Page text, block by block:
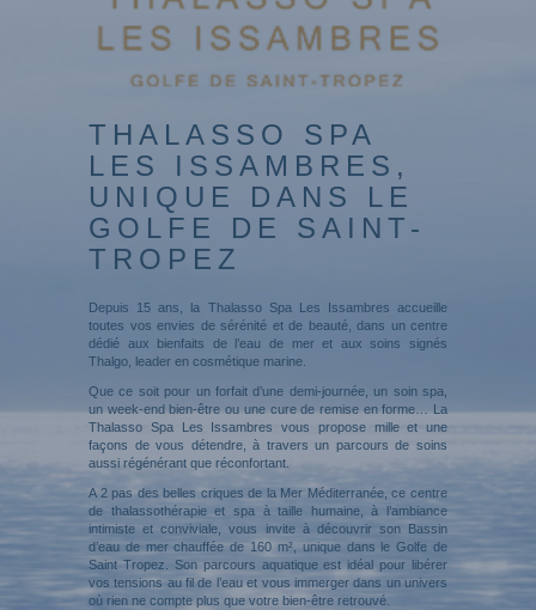
THALASSO SPA
LES ISSAMBRES,
UNIQUE DANS LE
GOLFE DE SAINT-
TROPEZ
Depuis 15 ans, la Thalasso Spa Les Issambres accueille
toutes vos envies de sérénité et de beauté, dans un centre
dédié aux bienfaits de l’eau de mer et aux soins signés
Thalgo, leader en cosmétique marine.
Que ce soit pour un forfait d’une demi-journée, un soin spa,
un week-end bien-être ou une cure de remise en forme… La
Thalasso Spa Les Issambres vous propose mille et une
façons de vous détendre, à travers un parcours de soins
aussi régénérant que réconfortant.
A 2 pas des belles criques de la Mer Méditerranée, ce centre
de thalassothérapie et spa à taille humaine, à l’ambiance
intimiste et conviviale, vous invite à découvrir son Bassin
d’eau de mer chauffée de 160 m², unique dans le Golfe de
Saint Tropez. Son parcours aquatique est idéal pour libérer
vos tensions au fil de l’eau et vous immerger dans un univers
où rien ne compte plus que votre bien-être retrouvé.